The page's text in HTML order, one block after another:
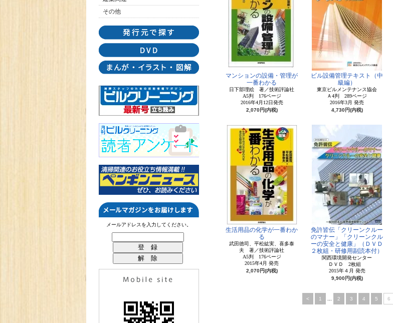
その他
メールアドレスを入力してください。
マンションの設備・管理が
一番わかる
日下部理絵 著／技術評論社
A5判 176ページ
2016年4月12日発売
2,070円(内税)
ビル設備管理テキスト（中
級編）
東京ビルメンテナンス協会
Ａ4判 289ページ
2016年3月 発売
4,730円(内税)
生活用品の化学が一番わか
る
武田徳司、平松紘実、喜多泰
夫 著／技術評論社
A5判 176ページ
2015年4月 発売
2,070円(内税)
免許皆伝「クリーンクルー
のマナー」「クリーンクル
ーの安全と健康」（ＤＶＤ
２枚組・研修用副読本付）
関西環境開発センター
ＤＶＤ 2枚組
2015年４月 発売
9,900円(内税)
< 1 2 3 4 5 6